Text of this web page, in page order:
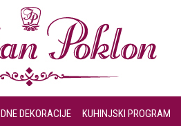
DEKORACIJE KUHINJSKI PROGRAM